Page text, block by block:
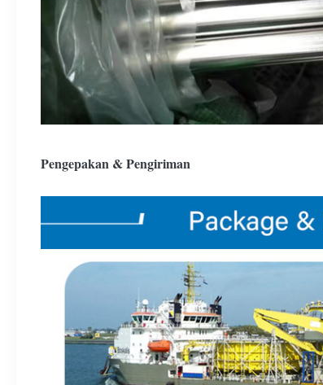
Pengepakan & Pengiriman